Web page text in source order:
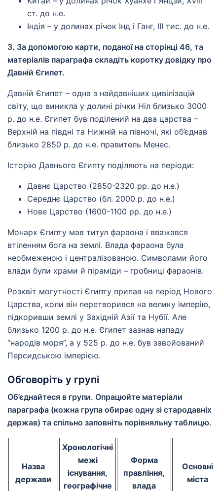
ст. до н.е.
Індія – у долинах річок Інд і Ганг, III тис. до н.е.
3. За допомогою карти, поданої на сторінці 46, та
матеріалів параграфа складіть коротку довідку про
Давній Єгипет.
Давній Єгипет – одна з найдавніших цивілізацій
світу, що виникла у долині річки Ніл близько 3000
р. до н.е. Єгипет був поділений на два царства –
Верхній на півдні та Нижній на півночі, які об’єднав
близько 2850 р. до н.е. правитель Менес.
Історію Давнього Єгипту поділяють на періоди:
Давнє Царство (2850-2320 рр. до н.е.)
Середнє Царство (бл. 2000 р. до н.е.)
Нове Царство (1600-1100 рр. до н.е.)
Монарх Єгипту мав титул фараона і вважався
втіленням бога на землі. Влада фараона була
необмеженою і централізованою. Символами його
влади були храми й піраміди – гробниці фараонів.
Розквіт могутності Єгипту припав на період Нового
Царства, коли він перетворився на велику імперію,
підкоривши землі у Західній Азії та Нубії. Але
близько 1200 р. до н.е. Єгипет зазнав нападу
“народів моря”, а у 525 р. до н.е. був завойований
Персидською імперією.
Обговоріть у групі
Об’єднайтеся в групи. Опрацюйте матеріали
параграфа (кожна група обирає одну зі стародавніх
держав) та спільно заповніть порівняльну таблицю.
Назва
держави
Хронологічні
межі
існування,
географічне
Форма
правління,
влада
Основні
міста